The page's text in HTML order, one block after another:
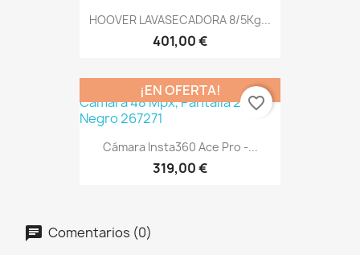
HOOVER LAVASECADORA 8/5Kg...
401,00 €
Cámara Insta360 Ace Pro -...
319,00 €
¡EN OFERTA!
favorite_border
Comentarios (0)